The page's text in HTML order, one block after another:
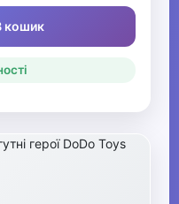
кошик